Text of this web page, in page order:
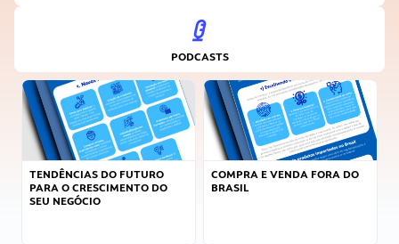
PODCASTS
TENDÊNCIAS DO FUTURO
PARA O CRESCIMENTO DO
SEU NEGÓCIO
COMPRA E VENDA FORA DO
BRASIL